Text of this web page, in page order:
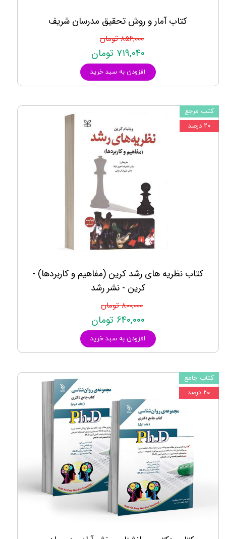
کتاب آمار و روش تحقیق مدرسان شریف
۸۵۶,۰۰۰ تومان
۷۱۹,۰۴۰ تومان
افزودن به سبد خرید
کتاب نظریه های رشد کرین (مفاهیم و کاربردها) -
کرین - نشر رشد
۸۰۰,۰۰۰ تومان
۶۴۰,۰۰۰ تومان
افزودن به سبد خرید
کتب مرجع
۲۰ درصد
کتاب جامع
۲۰ درصد